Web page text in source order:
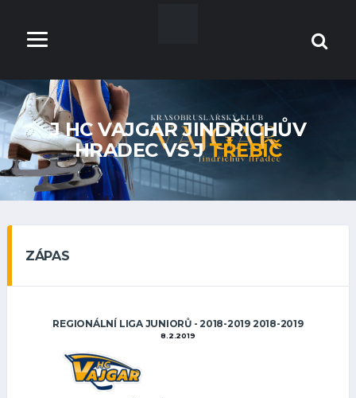
J HC VAJGAR JINDŘICHŮV
HRADEC VS JTŘEBÍČ
ZÁPAS
REGIONÁLNÍ LIGA JUNIORŮ - 2018-2019 2018-2019
8.2.2019